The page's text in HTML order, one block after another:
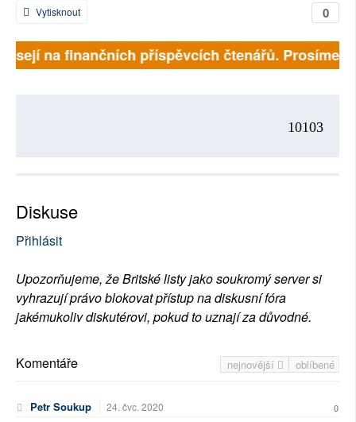
0
Vytisknout
na finančních příspěvcích čtenářů. Prosíme,
10103
Diskuse
Přihlásit
Upozorňujeme, že Britské listy jako soukromý server si
vyhrazují právo blokovat přístup na diskusní fóra
jakémukoliv diskutérovi, pokud to uznají za důvodné.
nejnovější oblíbené
Komentáře
Petr Soukup 24. čvc. 2020 0